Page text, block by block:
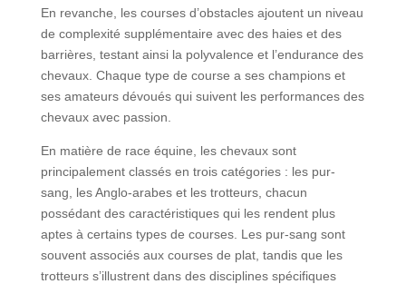
En revanche, les courses d’obstacles ajoutent un niveau
de complexité supplémentaire avec des haies et des
barrières, testant ainsi la polyvalence et l’endurance des
chevaux. Chaque type de course a ses champions et
ses amateurs dévoués qui suivent les performances des
chevaux avec passion.
En matière de race équine, les chevaux sont
principalement classés en trois catégories : les pur-
sang, les Anglo-arabes et les trotteurs, chacun
possédant des caractéristiques qui les rendent plus
aptes à certains types de courses. Les pur-sang sont
souvent associés aux courses de plat, tandis que les
trotteurs s’illustrent dans des disciplines spécifiques